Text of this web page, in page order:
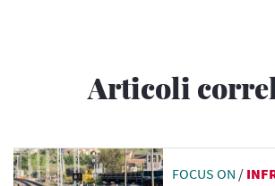
Articoli
FOCUS ON /